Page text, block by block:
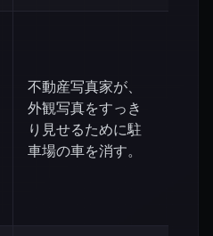
不動産写真家が、
外観写真をすっき
り見せるために駐
車場の車を消す。